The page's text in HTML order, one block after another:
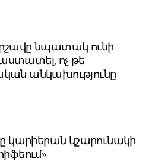
նպատակ ունի
ոչ թե
անկախությունը
կարիերան կշարունակի